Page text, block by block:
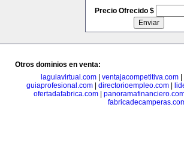
Precio Ofrecido $
Otros dominios en venta:
laguiavirtual.com
ventajacompetitiva.com
guiaprofesional.com| directorioempleo.com|
ofertadafabrica.com|